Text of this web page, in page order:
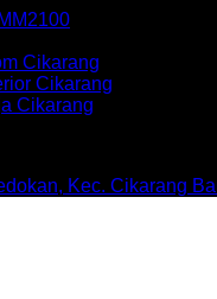
Cikarang
Cikarang
Cikarang
Kec. Cikarang